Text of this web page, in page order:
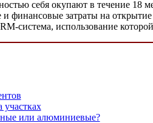
себя окупают в течение 18
затраты на
система, использование
или алюминиевые?